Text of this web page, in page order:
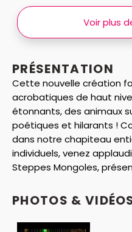
PRÉSENTATION
Cette nouvelle création
acrobatiques de haut
étonnants, des animaux
poétiques et hilarants ! Confortablement installés
dans notre chapiteau
individuels, venez applaudir : • La Cavalerie
Steppes Mongoles,
Gengis Khan, • Les
les Animaux Exotiques de
Cirque de Saint-
Voir plus
PHOTOS &